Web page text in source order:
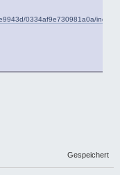
0334af9e730981a0a/
Gespeichert